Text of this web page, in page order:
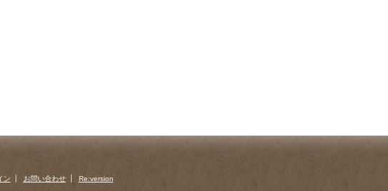
ン お問い合わせ Re:version